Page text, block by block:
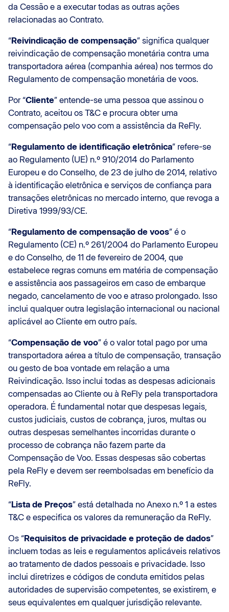
da Cessão e a executar todas as outras ações
relacionadas ao Contrato.
“Reivindicação de compensação” significa qualquer
reivindicação de compensação monetária contra uma
transportadora aérea (companhia aérea) nos termos do
Regulamento de compensação monetária de voos.
Por “Cliente” entende-se uma pessoa que assinou o
Contrato, aceitou os T&C e procura obter uma
compensação pelo voo com a assistência da ReFly.
“Regulamento de identificação eletrônica” refere-se
ao Regulamento (UE) n.º 910/2014 do Parlamento
Europeu e do Conselho, de 23 de julho de 2014, relativo
à identificação eletrônica e serviços de confiança para
transações eletrônicas no mercado interno, que revoga a
Diretiva 1999/93/CE.
“Regulamento de compensação de voos” é o
Regulamento (CE) n.º 261/2004 do Parlamento Europeu
e do Conselho, de 11 de fevereiro de 2004, que
estabelece regras comuns em matéria de compensação
e assistência aos passageiros em caso de embarque
negado, cancelamento de voo e atraso prolongado. Isso
inclui qualquer outra legislação internacional ou nacional
aplicável ao Cliente em outro país.
“Compensação de voo” é o valor total pago por uma
transportadora aérea a título de compensação, transação
ou gesto de boa vontade em relação a uma
Reivindicação. Isso inclui todas as despesas adicionais
compensadas ao Cliente ou à ReFly pela transportadora
operadora. É fundamental notar que despesas legais,
custos judiciais, custos de cobrança, juros, multas ou
outras despesas semelhantes incorridas durante o
processo de cobrança não fazem parte da
Compensação de Voo. Essas despesas são cobertas
pela ReFly e devem ser reembolsadas em benefício da
ReFly.
“Lista de Preços” está detalhada no Anexo n.º 1 a estes
T&C e especifica os valores da remuneração da ReFly.
Os “Requisitos de privacidade e proteção de dados”
incluem todas as leis e regulamentos aplicáveis relativos
ao tratamento de dados pessoais e privacidade. Isso
inclui diretrizes e códigos de conduta emitidos pelas
autoridades de supervisão competentes, se existirem, e
seus equivalentes em qualquer jurisdição relevante.